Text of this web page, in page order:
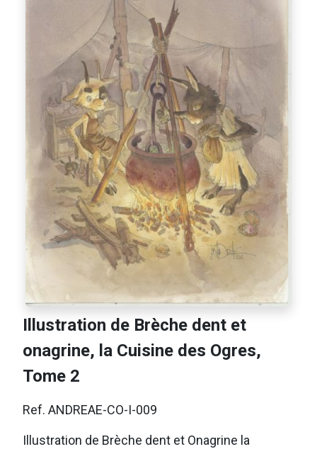
Illustration de Brèche dent et
onagrine, la Cuisine des Ogres,
Tome 2
Ref. ANDREAE-CO-I-009
Illustration de Brèche dent et Onagrine la